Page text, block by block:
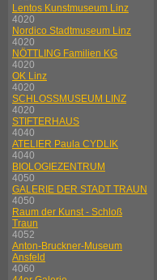
Lentos Kunstmuseum Linz
4020
Nordico Stadtmuseum Linz
4020
NÖTTLING Familien KG
4020
OK Linz
4020
SCHLOSSMUSEUM LINZ
4020
STIFTERHAUS
4040
ATELIER Paula CYDLIK
4040
BIOLOGIEZENTRUM
4050
GALERIE DER STADT TRAUN
4050
Raum der Kunst - Schloß
Traun
4052
Anton-Bruckner-Museum
Ansfeld
4060